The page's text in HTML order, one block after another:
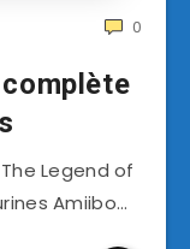
0
Legend of
Amiibo…